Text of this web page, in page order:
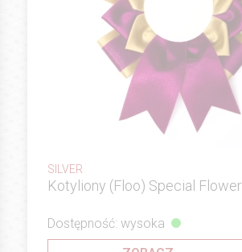
SILVER
Kotyliony (Floo) Special Flower
Dostępność: wysoka